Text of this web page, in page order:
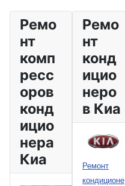
Ремо
нт
комп
ресс
оров
конд
ицио
нера
Киа
Ремо
нт
конд
ицио
неро
в Киа
Ремонт
кондиционе